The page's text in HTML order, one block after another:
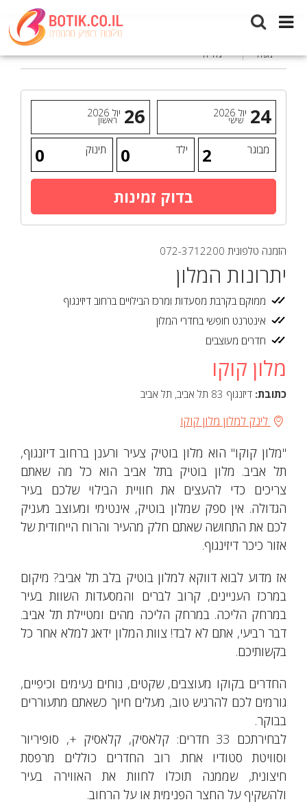
מלון קוקו
מפה גלריה
24 יול 2026
שישי 26 יול 2026
ראשון
מבוגר ילד תינוק
הזמנה טלפונית
יתרונות המלון
ממוקם בקרבת מסעדות ומרכז הבילויים ברחוב דיזינגוף
אינטרנט חופשי בחדרי המלון
חדרים מעוצבים
מלון קוקו
כתובת: דיזנגוף 83 תל אביב, תל אביב
לינק למלון מלון קוקו
"מלון קוקו" הוא מלון בוטיק צעיר ורענן ברחוב דיזנגוף,
תל אביב. מלון בוטיק בתל אביב הוא כל מה שאתם
צריכים כדי להעצים את חוויית הבילוי שלכם בעיר
הגדולה. אין ספק שמלון בוטיק, אינטימי ומעוצב מעניק
לכם את התחושה שאתם חלק מהעיר והרוח הייחודית של
אזור כיכר דיזינגוף.
אז מדוע לבוא דווקא למלון בוטיק בלב תל אביב? מיקום
במרכז העניינים, קרוב לברים והמסעדות השוות בעיר
במרחק הליכה. במרחק הליכה מהים ומטיילת תל אביב.
דבר רביעי, אתם לא לבד! צוות המלון ידאג למלא אחר כל
בקשותיכם.
החדרים בקוקו מעוצבים, שקטים, נוחים נעימים וכיפיים,
גורמים לכם להרגיש טוב, מעלים חיוך כשאתם מתעוררים
בבוקר.
לבחירתכם 33 חדרים: קלאסיק, קלאסיק +, סופיריור
וסוויטת סטודיו אחת. רוב החדרים כוללים מרפסת
חיצונית, שממנה תוכלו לחוות את האווירה בעיר
ולהשקיף על החצר הפנימית או על הרחוב.